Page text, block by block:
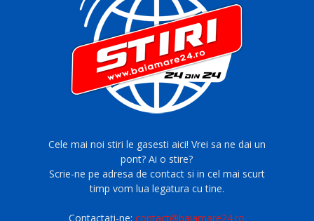
Cele mai noi stiri le gasesti aici! Vrei sa ne dai un
pont? Ai o stire?
Scrie-ne pe adresa de contact si in cel mai scurt
timp vom lua legatura cu tine.
Contactați-ne:contact@baiamare24.ro